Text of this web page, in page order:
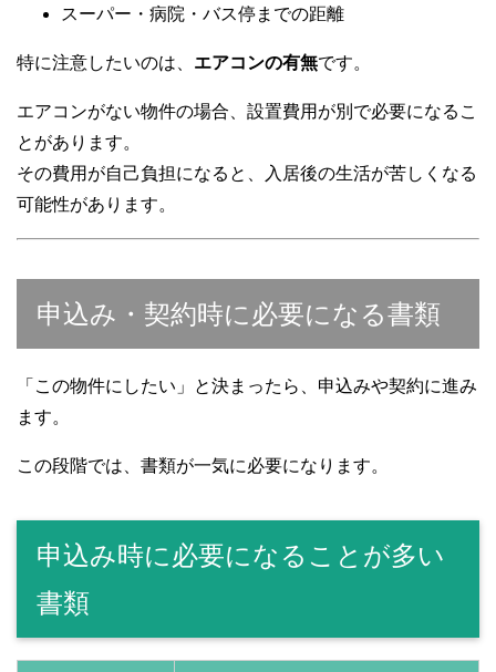
スーパー・病院・バス停までの距離
特に注意したいのは、 エアコンの有無です。
エアコンがない物件の場合、設置費用が別で必要になるこ
とがあります。
その費用が自己負担になると、入居後の生活が苦しくなる
可能性があります。
申込み・契約時に必要になる書類
「この物件にしたい」と決まったら、申込みや契約に進み
ます。
この段階では、書類が一気に必要になります。
申込み時に必要になることが多い
書類